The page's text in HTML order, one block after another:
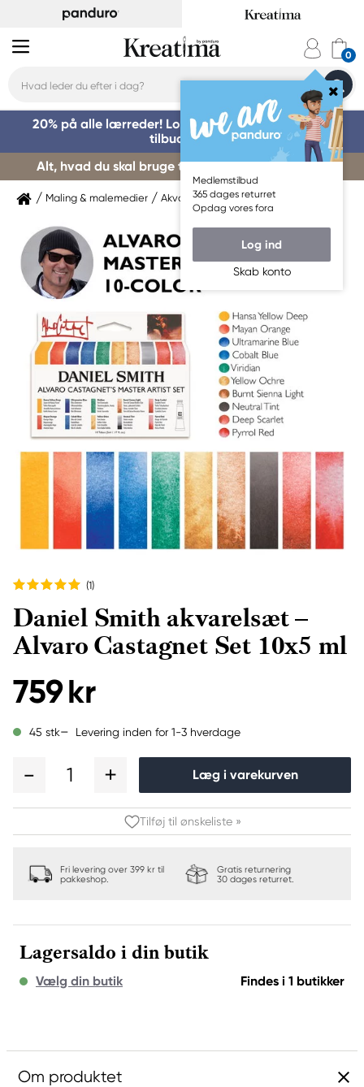
Medlemstilbud
365 dages returret
Opdag vores fora
Log ind
Skab konto
20% på alle lærreder! Log på for at benytte dig af
tilbuddet »
Alt, hvad du skal bruge til kursusstart – køb her »
Maling & malemedier Akvarelmaling Daniel Smith
(1)
Daniel Smith akvarelsæt –
Alvaro Castagnet Set 10x5 ml
759 kr
45 stk Levering inden for 1-3 hverdage
1 Læg i varekurven
Tilføj til ønskeliste »
Fri levering over 399 kr til
pakkeshop.
Gratis returnering
30 dages returret.
Lagersaldo i din butik
Vælg din butik Findes i 1 butikker
Om produktet